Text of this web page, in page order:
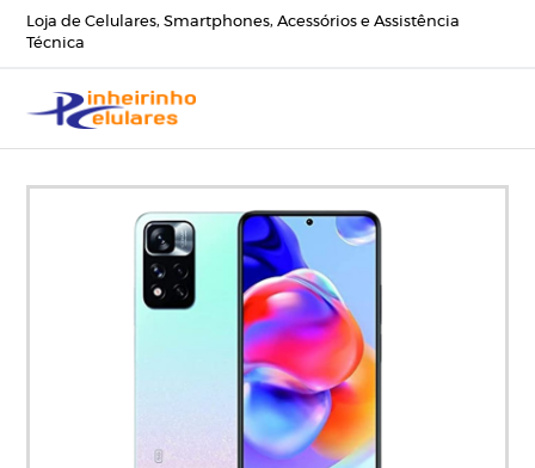
Loja de Celulares, Smartphones, Acessórios e Assistência
Técnica